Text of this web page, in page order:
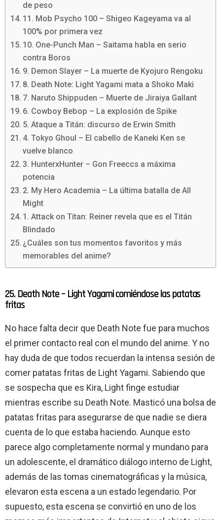
de peso
11. Mob Psycho 100 – Shigeo Kageyama va al
100% por primera vez
10. One-Punch Man – Saitama habla en serio
contra Boros
9. Demon Slayer – La muerte de Kyojuro Rengoku
8. Death Note: Light Yagami mata a Shoko Maki
7. Naruto Shippuden – Muerte de Jiraiya Gallant
6. Cowboy Bebop – La explosión de Spike
5. Ataque a Titán: discurso de Erwin Smith
4. Tokyo Ghoul – El cabello de Kaneki Ken se
vuelve blanco
3. HunterxHunter – Gon Freeccs a máxima
potencia
2. My Hero Academia – La última batalla de All
Might
1. Attack on Titan: Reiner revela que es el Titán
Blindado
¿Cuáles son tus momentos favoritos y más
memorables del anime?
25. Death Note – Light Yagami comiéndose las patatas
fritas
No hace falta decir que Death Note fue para muchos
el primer contacto real con el mundo del anime. Y no
hay duda de que todos recuerdan la intensa sesión de
comer patatas fritas de Light Yagami. Sabiendo que
se sospecha que es Kira, Light finge estudiar
mientras escribe su Death Note. Masticó una bolsa de
patatas fritas para asegurarse de que nadie se diera
cuenta de lo que estaba haciendo. Aunque esto
parece algo completamente normal y mundano para
un adolescente, el dramático diálogo interno de Light,
además de las tomas cinematográficas y la música,
elevaron esta escena a un estado legendario. Por
supuesto, esta escena se convirtió en uno de los